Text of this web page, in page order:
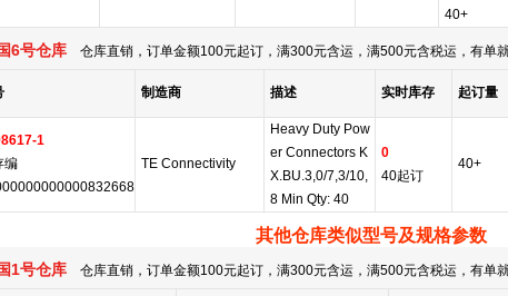
40+
6号仓库 仓库直销，订单金额100元起订，满300元含运，满500元含税运，有单
制造商 描述 实时库存 起订量
1
编
TE Connectivity
Heavy Duty Pow
er Connectors K
X.BU.3,0/7,3/10,
8 Min Qty: 40
0
40起订
40+
其他仓库类似型号及规格参数
1号仓库 仓库直销，订单金额100元起订，满300元含运，满500元含税运，有单